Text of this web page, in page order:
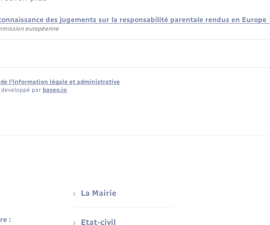
des jugements sur la responsabilité parentale rendus en Europe
européenne
l’information légale et administrative
par baseo.io
:
La Mairie
Etat-civil